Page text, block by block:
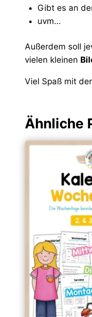
Gibt es an
uvm…
Außerdem soll
vielen kleinen
Viel Spaß mit
Ähnliche